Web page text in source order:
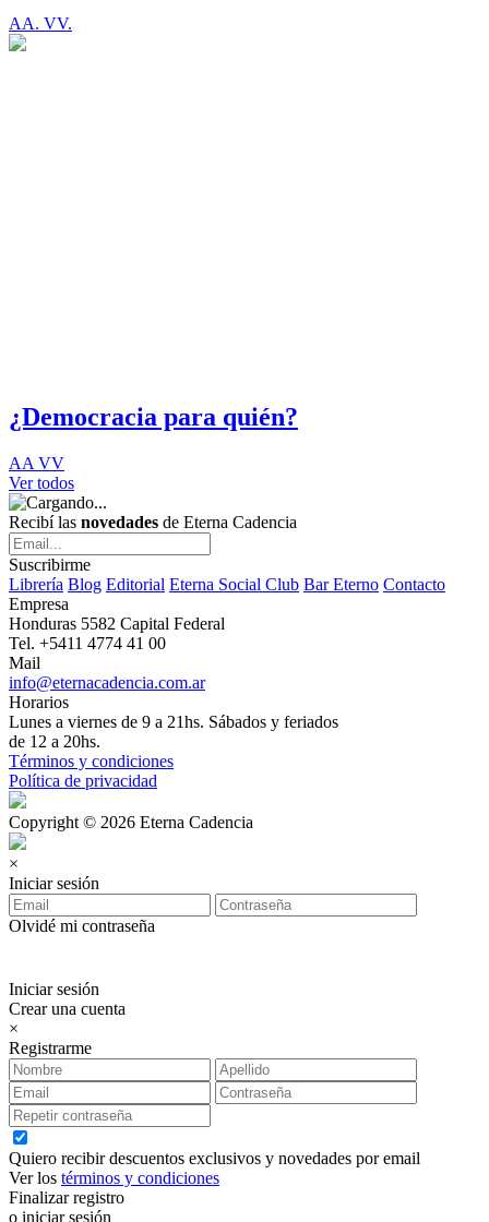
AA. VV.
¿Democracia para quién?
AA VV
Ver todos
Recibí las novedades de Eterna Cadencia
Suscribirme
Librería Blog Editorial Eterna Social Club Bar Eterno Contacto
Empresa
Honduras 5582 Capital Federal
Tel. +5411 4774 41 00
Mail
info@eternacadencia.com.ar
Horarios
Lunes a viernes de 9 a 21hs. Sábados y feriados
de 12 a 20hs.
Términos y condiciones
Política de privacidad
Copyright © 2026 Eterna Cadencia
×
Iniciar sesión
Olvidé mi contraseña
Iniciar sesión
Crear una cuenta
×
Registrarme
Quiero recibir descuentos exclusivos y novedades por email
Ver los términos y condiciones
Finalizar registro
o iniciar sesión